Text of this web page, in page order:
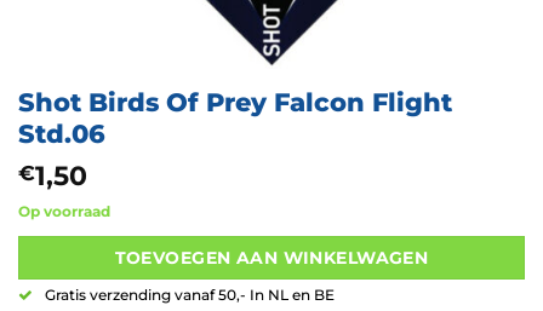
Shot Birds Of Prey Falcon Flight
Std.06
€1,50
Op voorraad
TOEVOEGEN AAN WINKELWAGEN
Gratis verzending vanaf 50,- In NL en BE